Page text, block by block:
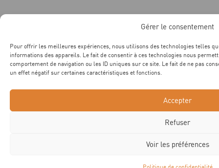
Gérer le consentement
Pour offrir les meilleures expériences, nous utilisons des technologies telles
informations des appareils. Le fait de consentir à ces technologies nous
comportement de navigation ou les ID uniques sur ce site. Le fait de ne pas
un effet négatif sur certaines caractéristiques et fonctions.
Accepter
Refuser
Voir les préférences